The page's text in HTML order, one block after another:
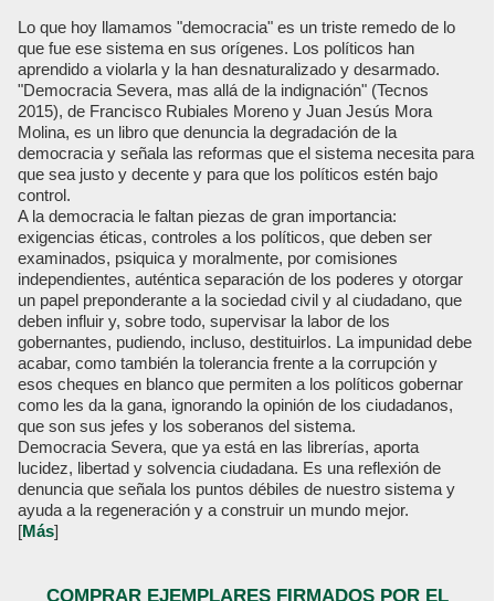
Lo que hoy llamamos "democracia" es un triste remedo de lo
que fue ese sistema en sus orígenes. Los políticos han
aprendido a violarla y la han desnaturalizado y desarmado.
"Democracia Severa, mas allá de la indignación" (Tecnos
2015), de Francisco Rubiales Moreno y Juan Jesús Mora
Molina, es un libro que denuncia la degradación de la
democracia y señala las reformas que el sistema necesita para
que sea justo y decente y para que los políticos estén bajo
control.
A la democracia le faltan piezas de gran importancia:
exigencias éticas, controles a los políticos, que deben ser
examinados, psiquica y moralmente, por comisiones
independientes, auténtica separación de los poderes y otorgar
un papel preponderante a la sociedad civil y al ciudadano, que
deben influir y, sobre todo, supervisar la labor de los
gobernantes, pudiendo, incluso, destituirlos. La impunidad debe
acabar, como también la tolerancia frente a la corrupción y
esos cheques en blanco que permiten a los políticos gobernar
como les da la gana, ignorando la opinión de los ciudadanos,
que son sus jefes y los soberanos del sistema.
Democracia Severa, que ya está en las librerías, aporta
lucidez, libertad y solvencia ciudadana. Es una reflexión de
denuncia que señala los puntos débiles de nuestro sistema y
ayuda a la regeneración y a construir un mundo mejor.
[Más]
COMPRAR EJEMPLARES FIRMADOS POR EL